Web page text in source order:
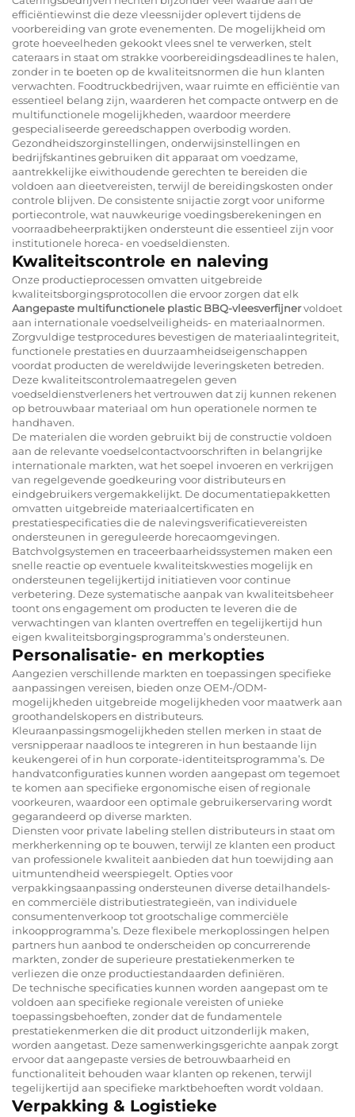
efficiëntiewinst die deze vleessnijder oplevert tijdens de
voorbereiding van grote evenementen. De mogelijkheid om
grote hoeveelheden gekookt vlees snel te verwerken, stelt
cateraars in staat om strakke voorbereidingsdeadlines te halen,
zonder in te boeten op de kwaliteitsnormen die hun klanten
verwachten. Foodtruckbedrijven, waar ruimte en efficiëntie van
essentieel belang zijn, waarderen het compacte ontwerp en de
multifunctionele mogelijkheden, waardoor meerdere
gespecialiseerde gereedschappen overbodig worden.
Gezondheidszorginstellingen, onderwijsinstellingen en
bedrijfskantines gebruiken dit apparaat om voedzame,
aantrekkelijke eiwithoudende gerechten te bereiden die
voldoen aan dieetvereisten, terwijl de bereidingskosten onder
controle blijven. De consistente snijactie zorgt voor uniforme
portiecontrole, wat nauwkeurige voedingsberekeningen en
voorraadbeheerpraktijken ondersteunt die essentieel zijn voor
institutionele horeca- en voedseldiensten.
Kwaliteitscontrole en naleving
Onze productieprocessen omvatten uitgebreide
kwaliteitsborgingsprotocollen die ervoor zorgen dat elk
Aangepaste multifunctionele plastic BBQ-vleesverfijnervoldoet
aan internationale voedselveiligheids- en materiaalnormen.
Zorgvuldige testprocedures bevestigen de materiaalintegriteit,
functionele prestaties en duurzaamheidseigenschappen
voordat producten de wereldwijde leveringsketen betreden.
Deze kwaliteitscontrolemaatregelen geven
voedseldienstverleners het vertrouwen dat zij kunnen rekenen
op betrouwbaar materiaal om hun operationele normen te
handhaven.
De materialen die worden gebruikt bij de constructie voldoen
aan de relevante voedselcontactvoorschriften in belangrijke
internationale markten, wat het soepel invoeren en verkrijgen
van regelgevende goedkeuring voor distributeurs en
eindgebruikers vergemakkelijkt. De documentatiepakketten
omvatten uitgebreide materiaalcertificaten en
prestatiespecificaties die de nalevingsverificatievereisten
ondersteunen in gereguleerde horecaomgevingen.
Batchvolgsystemen en traceerbaarheidssystemen maken een
snelle reactie op eventuele kwaliteitskwesties mogelijk en
ondersteunen tegelijkertijd initiatieven voor continue
verbetering. Deze systematische aanpak van kwaliteitsbeheer
toont ons engagement om producten te leveren die de
verwachtingen van klanten overtreffen en tegelijkertijd hun
eigen kwaliteitsborgingsprogramma’s ondersteunen.
Personalisatie- en merkopties
Aangezien verschillende markten en toepassingen specifieke
aanpassingen vereisen, bieden onze OEM-/ODM-
mogelijkheden uitgebreide mogelijkheden voor maatwerk aan
groothandelskopers en distributeurs.
Kleuraanpassingsmogelijkheden stellen merken in staat de
versnipperaar naadloos te integreren in hun bestaande lijn
keukengerei of in hun corporate-identiteitsprogramma’s. De
handvatconfiguraties kunnen worden aangepast om tegemoet
te komen aan specifieke ergonomische eisen of regionale
voorkeuren, waardoor een optimale gebruikerservaring wordt
gegarandeerd op diverse markten.
Diensten voor private labeling stellen distributeurs in staat om
merkherkenning op te bouwen, terwijl ze klanten een product
van professionele kwaliteit aanbieden dat hun toewijding aan
uitmuntendheid weerspiegelt. Opties voor
verpakkingsaanpassing ondersteunen diverse detailhandels-
en commerciële distributiestrategieën, van individuele
consumentenverkoop tot grootschalige commerciële
inkoopprogramma’s. Deze flexibele merkoplossingen helpen
partners hun aanbod te onderscheiden op concurrerende
markten, zonder de superieure prestatiekenmerken te
verliezen die onze productiestandaarden definiëren.
De technische specificaties kunnen worden aangepast om te
voldoen aan specifieke regionale vereisten of unieke
toepassingsbehoeften, zonder dat de fundamentele
prestatiekenmerken die dit product uitzonderlijk maken,
worden aangetast. Deze samenwerkingsgerichte aanpak zorgt
ervoor dat aangepaste versies de betrouwbaarheid en
functionaliteit behouden waar klanten op rekenen, terwijl
tegelijkertijd aan specifieke marktbehoeften wordt voldaan.
Verpakking & Logistieke